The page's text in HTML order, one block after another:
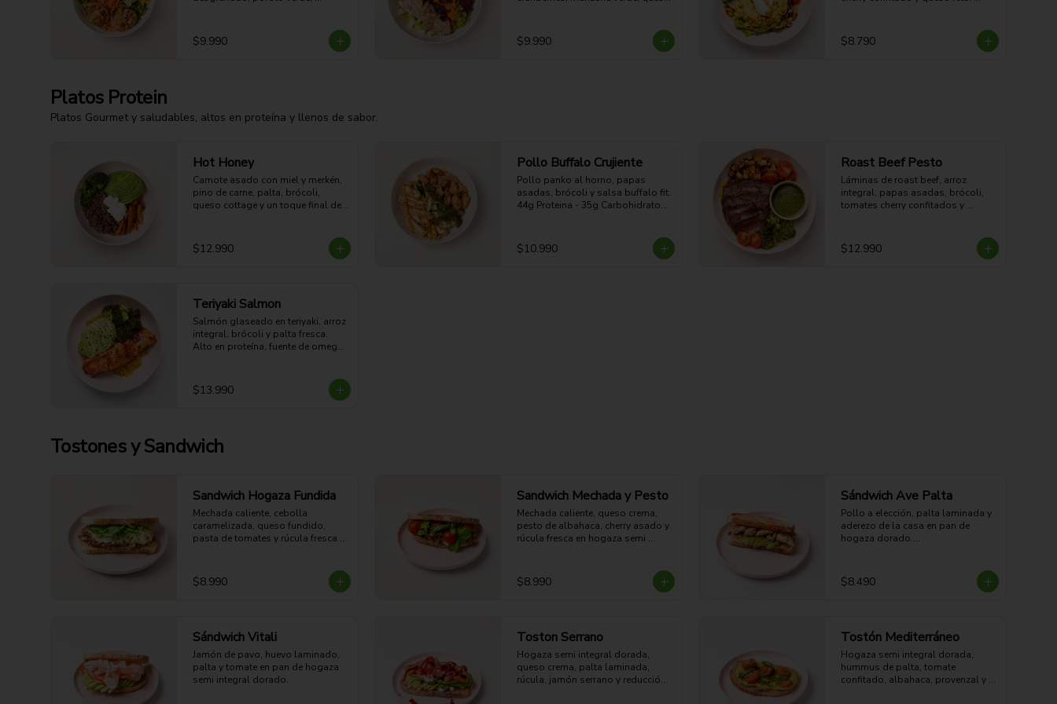
$9.990
44g Proteina - 45g Carbohidratos -
18g grasa - 9g Fibra - 499 Kcal
$9.990
14g Proteina - 31g Carbohidratos -
23g grasa - 10g Fibra - 384 Kcal
$8.790
Platos Protein
Platos Gourmet y saludables, altos en proteína y llenos de sabor.
Hot Honey
Camote asado con miel y merkén,
pino de carne, palta, brócoli,
queso cottage y un toque final de
39g Proteina - 57g Carbohidratos -
35g grasa - 10g Fibra - 686 Kcal
$12.990
Pollo Buffalo Crujiente
Pollo panko al horno, papas
asadas, brócoli y salsa buffalo fit.
44g Proteina - 35g Carbohidratos -
$10.990
Roast Beef Pesto
Láminas de roast beef, arroz
integral, papas asadas, brócoli,
tomates cherry confitados y
hierbas.
48g Proteina - 49g Carbohidratos -
$12.990
Teriyaki Salmon
Salmón glaseado en teriyaki, arroz
integral, brócoli y palta fresca.
Alto en proteína, fuente de omega
37g Proteina - 39g Carbohidratos -
27g grasa - 7g Fibra - 546 Kcal
$13.990
Tostones y Sandwich
Sandwich Hogaza Fundida
Mechada caliente, cebolla
caramelizada, queso fundido,
pasta de tomates y rúcula fresca
28g Proteina - 63g Carbohidratos -
31g grasa - 8g Fibra - 648 Kcal
$8.990
Sandwich Mechada y Pesto
Mechada caliente, queso crema,
pesto de albahaca, cherry asado y
rúcula fresca en hogaza semi
45g grasa - 8g Fibra - 778 Kcal
$8.990
Sándwich Ave Palta
Pollo a elección, palta laminada y
aderezo de la casa en pan de
hogaza dorado.
$8.490
Sándwich Vitali
Jamón de pavo, huevo laminado,
palta y tomate en pan de hogaza
semi integral dorado.
Toston Serrano
Hogaza semi integral dorada,
queso crema, palta laminada,
rúcula, jamón serrano y reducción
Tostón Mediterráneo
Hogaza semi integral dorada,
hummus de palta, tomate
confitado, albahaca, provenzal y